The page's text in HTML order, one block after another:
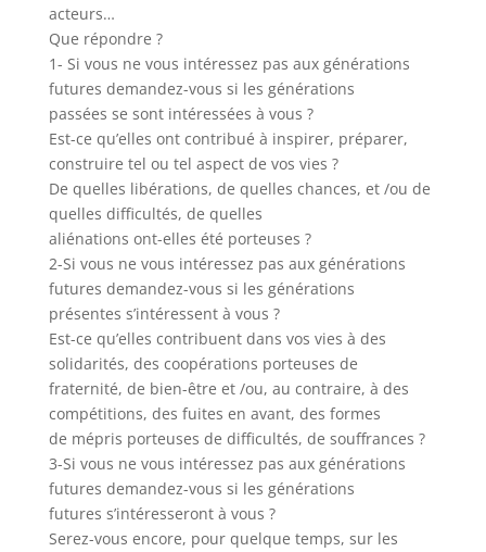
acteurs…
Que répondre ?
1- Si vous ne vous intéressez pas aux générations
futures demandez-vous si les générations
passées se sont intéressées à vous ?
Est-ce qu’elles ont contribué à inspirer, préparer,
construire tel ou tel aspect de vos vies ?
De quelles libérations, de quelles chances, et /ou de
quelles difficultés, de quelles
aliénations ont-elles été porteuses ?
2-Si vous ne vous intéressez pas aux générations
futures demandez-vous si les générations
présentes s’intéressent à vous ?
Est-ce qu’elles contribuent dans vos vies à des
solidarités, des coopérations porteuses de
fraternité, de bien-être et /ou, au contraire, à des
compétitions, des fuites en avant, des formes
de mépris porteuses de difficultés, de souffrances ?
3-Si vous ne vous intéressez pas aux générations
futures demandez-vous si les générations
futures s’intéresseront à vous ?
Serez-vous encore, pour quelque temps, sur les